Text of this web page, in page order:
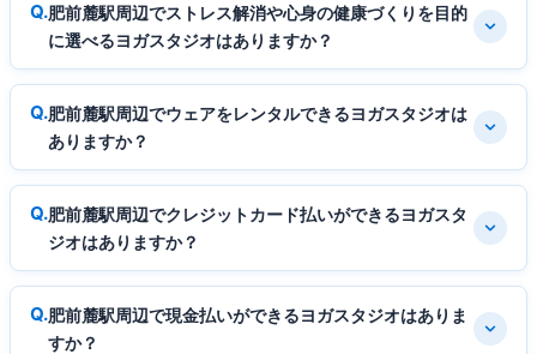
肥前麓駅周辺でストレス解消や心身の健康づくりを目的
に選べるヨガスタジオはありますか？
肥前麓駅周辺でウェアをレンタルできるヨガスタジオは
ありますか？
肥前麓駅周辺でクレジットカード払いができるヨガスタ
ジオはありますか？
肥前麓駅周辺で現金払いができるヨガスタジオはありま
すか？